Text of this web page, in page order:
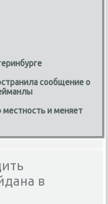
сообщение о
местность и меняет
в